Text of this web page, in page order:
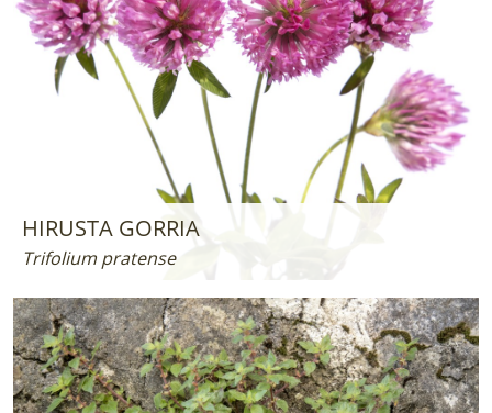
HIRUSTA GORRIA
Trifolium pratense